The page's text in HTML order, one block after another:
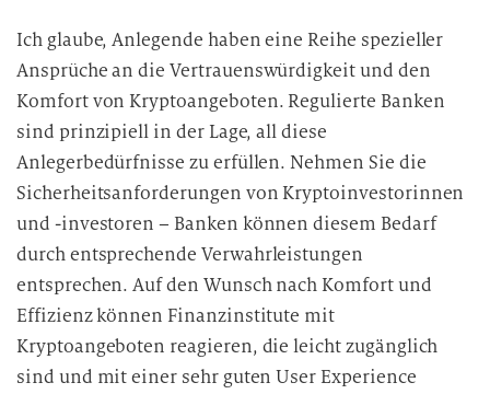
Ich glaube, Anlegende haben eine Reihe spezieller
Ansprüche an die Vertrauenswürdigkeit und den
Komfort von Kryptoangeboten. Regulierte Banken
sind prinzipiell in der Lage, all diese
Anlegerbedürfnisse zu erfüllen. Nehmen Sie die
Sicherheitsanforderungen von Kryptoinvestorinnen
und -investoren – Banken können diesem Bedarf
durch entsprechende Verwahrleistungen
entsprechen. Auf den Wunsch nach Komfort und
Effizienz können Finanzinstitute mit
Kryptoangeboten reagieren, die leicht zugänglich
sind und mit einer sehr guten User Experience